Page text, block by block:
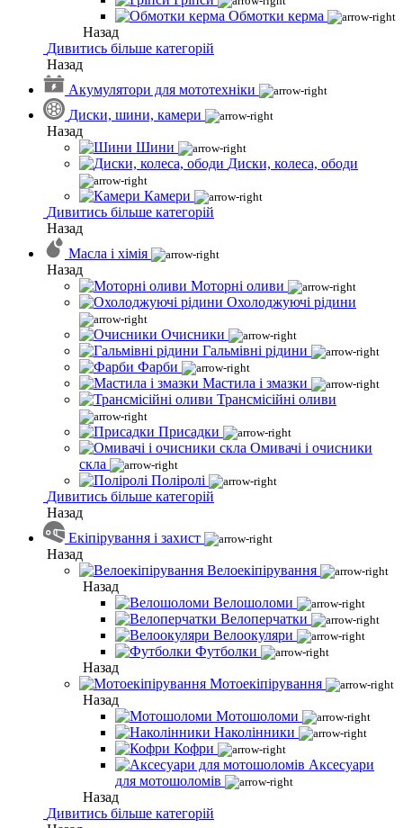
Обмотки керма
Назад
Дивитись більше категорій
Назад
Акумулятори для мототехніки
Диски, шини, камери
Назад
Шини
Диски, колеса, ободи
Камери
Дивитись більше категорій
Назад
Масла і хімія
Назад
Моторні оливи
Охолоджуючі рідини
Очисники
Гальмівні рідини
Фарби
Мастила і змазки
Трансмісійні оливи
Присадки
Омивачі і очисники
скла
Поліролі
Дивитись більше категорій
Назад
Екіпірування і захист
Назад
Велоекіпірування
Назад
Велошоломи
Велоперчатки
Велоокуляри
Футболки
Назад
Мотоекіпірування
Назад
Мотошоломи
Наколінники
Кофри
Аксесуари
для мотошоломів
Назад
Дивитись більше категорій